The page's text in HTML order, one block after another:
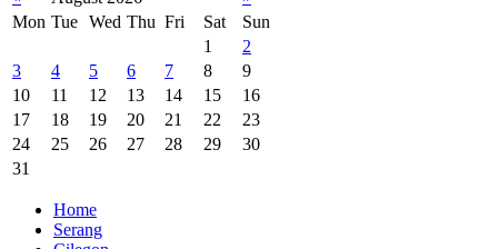
Mon Tue Wed Thu Fri Sat
Sun
1
2
3
4 5 6 7 8
9
10
11 12 13 14 15
16
17
18 19 20 21 22
23
24
25 26 27 28 29
30
31
Home
Serang